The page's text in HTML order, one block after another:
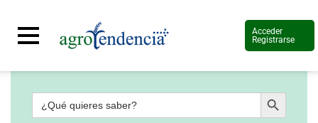
Acceder
Registrarse
Señal
en
Buscar: Botón de búsqueda